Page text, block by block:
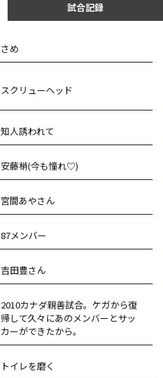
試合記録
さめ
スクリューヘッド
知人誘われて
安藤梢(今も憧れ♡)
宮間あやさん
87メンバー
吉田豊さん
2010カナダ親善試合。ケガから復
帰して久々にあのメンバーとサッ
カーができたから。
トイレを磨く